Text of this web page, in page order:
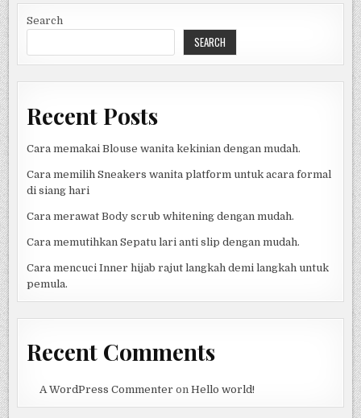
PAJAK
ADMINISTRASI
FISKAL
DI
ITALIA
Search
SEARCH
Recent Posts
Cara memakai Blouse wanita kekinian dengan mudah.
Cara memilih Sneakers wanita platform untuk acara formal
di siang hari
Cara merawat Body scrub whitening dengan mudah.
Cara memutihkan Sepatu lari anti slip dengan mudah.
Cara mencuci Inner hijab rajut langkah demi langkah untuk
pemula.
Recent Comments
A WordPress Commenter on Hello world!